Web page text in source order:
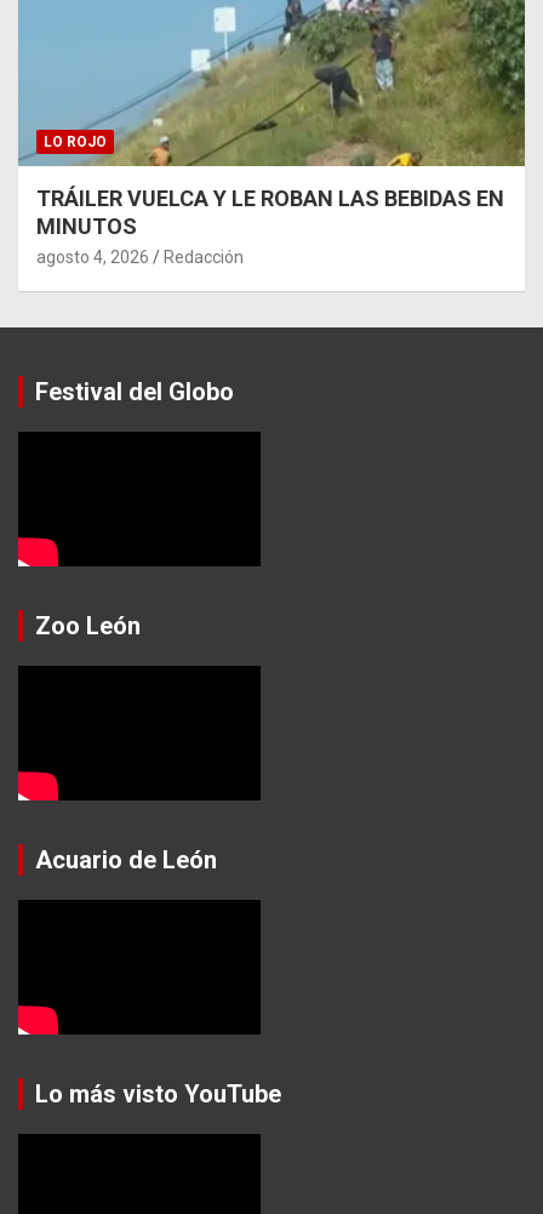
LO ROJO
TRÁILER VUELCA Y LE ROBAN LAS BEBIDAS EN
MINUTOS
agosto 4, 2026 Redacción
Festival del Globo
Zoo León
Acuario de León
Lo más visto YouTube